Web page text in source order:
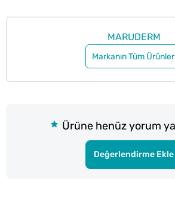
MARUDERM
Markanın Tüm
Ürüne henüz yorum
Değerlendirme Ekle